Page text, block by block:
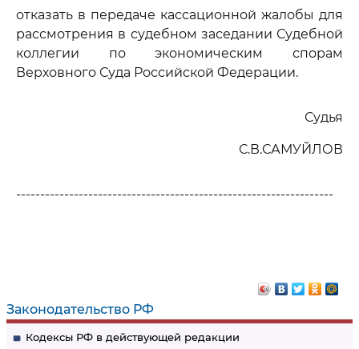
Законодательство РФ
Кодексы РФ в действующей редакции
отказать в передаче кассационной жалобы для
рассмотрения в судебном заседании Судебной
коллегии по экономическим спорам
Верховного Суда Российской Федерации.
Судья
С.В.САМУЙЛОВ
------------------------------------------------------------------